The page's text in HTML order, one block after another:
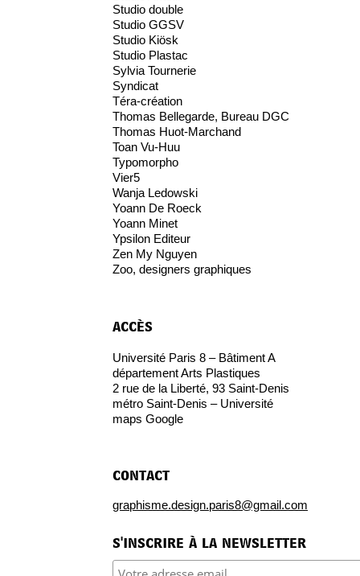
Studio double
Studio GGSV
Studio Kiösk
Studio Plastac
Sylvia Tournerie
Syndicat
Téra-création
Thomas Bellegarde, Bureau DGC
Thomas Huot-Marchand
Toan Vu-Huu
Typomorpho
Vier5
Wanja Ledowski
Yoann De Roeck
Yoann Minet
Ypsilon Editeur
Zen My Nguyen
Zoo, designers graphiques
accès
Université Paris 8 – Bâtiment A
département Arts Plastiques
2 rue de la Liberté, 93 Saint-Denis
métro Saint-Denis – Université
maps Google
contact
graphisme.design.paris8@gmail.com
s'inscrire à la newsletter